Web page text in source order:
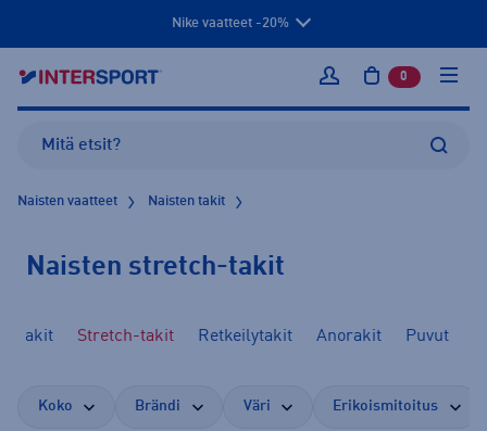
Nike vaatteet -20%
Kirjaudu sisään
0 tuotetta
Naisten vaatteet Naisten takit
Naisten stretch-takit
Stretch-takit Retkeilytakit Anorakit Puvut
Koko Brändi Väri Erikoismitoitus